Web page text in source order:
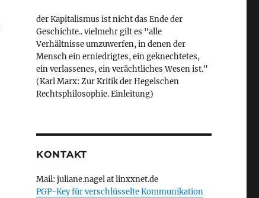
der Kapitalismus ist nicht das Ende der
Geschichte.. vielmehr gilt es "alle
Verhältnisse umzuwerfen, in denen der
Mensch ein erniedrigtes, ein geknechtetes,
ein verlassenes, ein verächtliches Wesen ist."
(Karl Marx: Zur Kritik der Hegelschen
Rechtsphilosophie. Einleitung)
KONTAKT
Mail: juliane.nagel at linxxnet.de
PGP-Key für verschlüsselte Kommunikation